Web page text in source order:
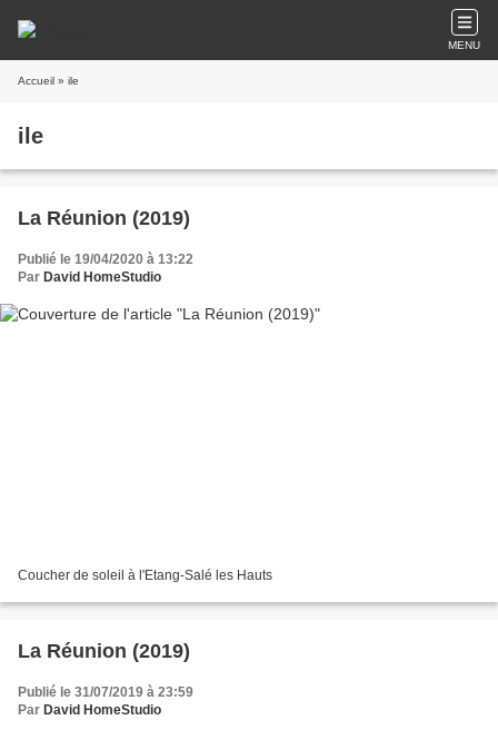
MENU
Accueil » ile
ile
La Réunion (2019)
Publié le 19/04/2020 à 13:22
Par David HomeStudio
Coucher de soleil à l'Etang-Salé les Hauts
La Réunion (2019)
Publié le 31/07/2019 à 23:59
Par David HomeStudio